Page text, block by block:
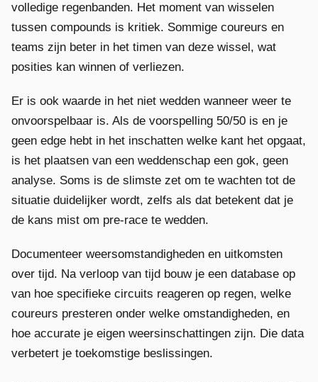
volledige regenbanden. Het moment van wisselen
tussen compounds is kritiek. Sommige coureurs en
teams zijn beter in het timen van deze wissel, wat
posities kan winnen of verliezen.
Er is ook waarde in het niet wedden wanneer weer te
onvoorspelbaar is. Als de voorspelling 50/50 is en je
geen edge hebt in het inschatten welke kant het opgaat,
is het plaatsen van een weddenschap een gok, geen
analyse. Soms is de slimste zet om te wachten tot de
situatie duidelijker wordt, zelfs als dat betekent dat je
de kans mist om pre-race te wedden.
Documenteer weersomstandigheden en uitkomsten
over tijd. Na verloop van tijd bouw je een database op
van hoe specifieke circuits reageren op regen, welke
coureurs presteren onder welke omstandigheden, en
hoe accurate je eigen weersinschattingen zijn. Die data
verbetert je toekomstige beslissingen.